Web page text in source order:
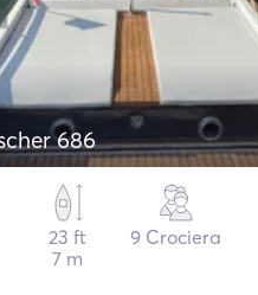
Frauscher 686
23 ft
7 m
9 Crociera